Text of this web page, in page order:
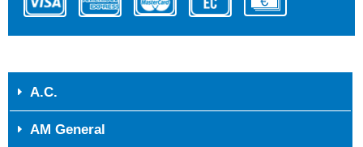
A.C.
AM General